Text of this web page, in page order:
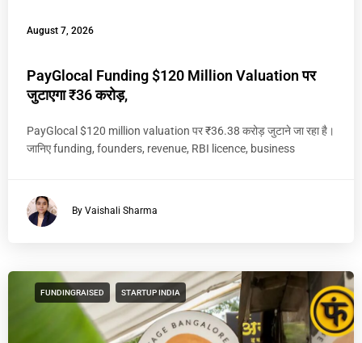
August 7, 2026
PayGlocal Funding $120 Million Valuation पर
जुटाएगा ₹36 करोड़,
PayGlocal $120 million valuation पर ₹36.38 करोड़ जुटाने जा रहा है।
जानिए funding, founders, revenue, RBI licence, business
By Vaishali Sharma
FUNDINGRAISED STARTUP INDIA